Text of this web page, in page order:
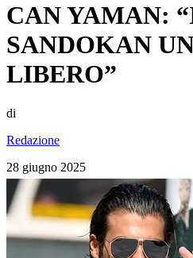
CAN YAMAN:
SANDOKAN
LIBERO”
di
Redazione
28 giugno 2025